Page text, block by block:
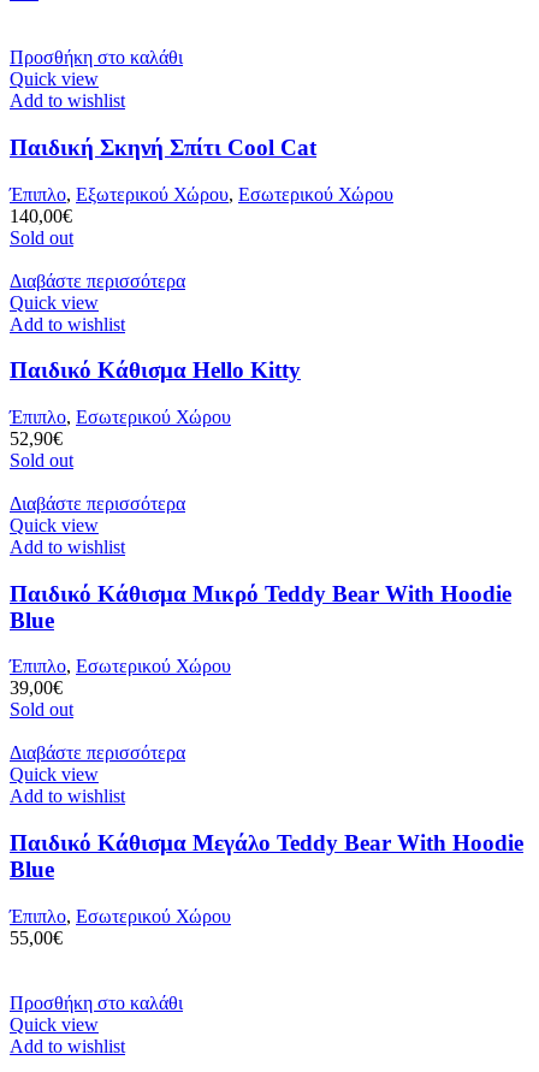
Προσθήκη στο καλάθι
Quick view
Add to wishlist
Παιδική Σκηνή Σπίτι Cool Cat
Έπιπλο, Εξωτερικού Χώρου, Εσωτερικού Χώρου
140,00€
Sold out
Διαβάστε περισσότερα
Quick view
Add to wishlist
Παιδικό Κάθισμα Hello Kitty
Έπιπλο, Εσωτερικού Χώρου
52,90€
Sold out
Διαβάστε περισσότερα
Quick view
Add to wishlist
Παιδικό Κάθισμα Μικρό Teddy Bear With Hoodie
Blue
Έπιπλο, Εσωτερικού Χώρου
39,00€
Sold out
Διαβάστε περισσότερα
Quick view
Add to wishlist
Παιδικό Κάθισμα Μεγάλο Teddy Bear With Hoodie
Blue
Έπιπλο, Εσωτερικού Χώρου
55,00€
Προσθήκη στο καλάθι
Quick view
Add to wishlist